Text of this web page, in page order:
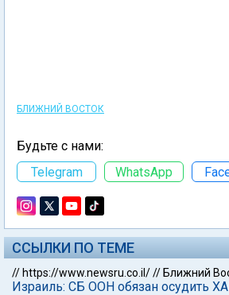
БЛИЖНИЙ ВОСТОК
Будьте с нами:
Telegram
WhatsApp
ССЫЛКИ ПО ТЕМЕ
// https://www.newsru.co.il/// Ближний
Израиль: СБ ООН обязан осудить